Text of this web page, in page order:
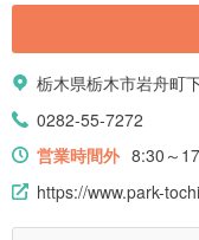
栃木県栃木市岩舟町
0282-55-7272
営業時間外 8:30～
https://www.park-